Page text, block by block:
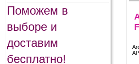
Поможем в
выборе и
доставим
бесплатно!